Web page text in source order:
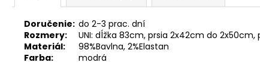
Doručenie: do 2-3 prac. dní
Rozmery:
UNI: dĺžka 83cm, prsia 2x42cm do
Materiál:
98%Bavlna, 2%Elastan
Farba:
modrá